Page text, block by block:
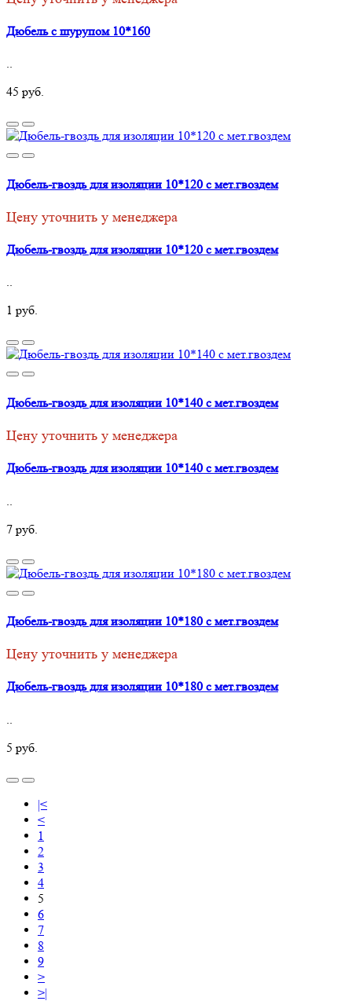
Дюбель с шурупом 10*160
..
45 руб.
Дюбель-гвоздь для изоляции 10*120 с мет.гвоздем
Цену уточнить у менеджера
Дюбель-гвоздь для изоляции 10*120 с мет.гвоздем
..
1 руб.
Дюбель-гвоздь для изоляции 10*140 с мет.гвоздем
Цену уточнить у менеджера
Дюбель-гвоздь для изоляции 10*140 с мет.гвоздем
7 руб.
Дюбель-гвоздь для изоляции 10*180 с мет.гвоздем
Цену уточнить у менеджера
Дюбель-гвоздь для изоляции 10*180 с мет.гвоздем
5 руб.
|<
<
1
2
3
4
5
6
7
8
9
>
>|